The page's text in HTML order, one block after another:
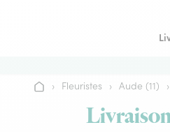
Accueil
› Fleuristes › Aude (11) ›